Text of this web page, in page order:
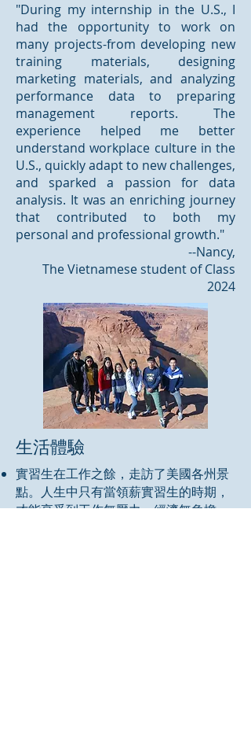
"During my internship in the U.S., I
had the opportunity to work on
many projects-from developing new
training materials, designing
marketing materials, and analyzing
performance data to preparing
management reports. The
experience helped me better
understand workplace culture in the
U.S., quickly adapt to new challenges,
and sparked a passion for data
analysis. It was an enriching journey
that contributed to both my
personal and professional growth."
--Nancy,
The Vietnamese student of Class
2024
生活體驗
實習生在工作之餘，走訪了美國各州景
點。人生中只有當領薪實習生的時期，
才能享受到工作無壓力、經濟無負擔、